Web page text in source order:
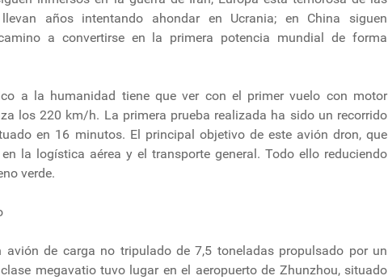
años intentando ahondar en Ucrania; en China siguen
a convertirse en la primera potencia mundial de forma
a la humanidad tiene que ver con el primer vuelo con motor
los 220 km/h. La primera prueba realizada ha sido un recorrido
en 16 minutos. El principal objetivo de este avión dron, que
la logística aérea y el transporte general. Todo ello reduciendo
verde.
de carga no tripulado de 7,5 toneladas propulsado por un
megavatio tuvo lugar en el aeropuerto de Zhunzhou, situado